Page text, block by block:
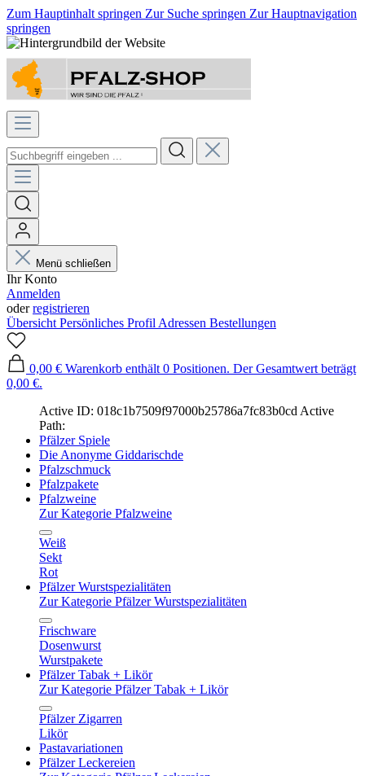
Zum Hauptinhalt springen Zur Suche springen Zur Hauptnavigation
springen
Menü schließen
Ihr Konto
Anmelden
oderregistrieren
Übersicht Persönliches Profil Adressen Bestellungen
0,00 € Warenkorb enthält 0 Positionen. Der Gesamtwert beträgt
0,00 €.
Active ID: 018c1b7509f97000b25786a7fc83b0cd Active
Path:
Pfälzer Spiele
Die Anonyme Giddarischde
Pfalzschmuck
Pfalzpakete
Pfalzweine
Zur Kategorie Pfalzweine
Weiß
Sekt
Rot
Pfälzer Wurstspezialitäten
Zur Kategorie Pfälzer Wurstspezialitäten
Frischware
Dosenwurst
Wurstpakete
Pfälzer Tabak + Likör
Zur Kategorie Pfälzer Tabak + Likör
Pfälzer Zigarren
Likör
Pastavariationen
Pfälzer Leckereien